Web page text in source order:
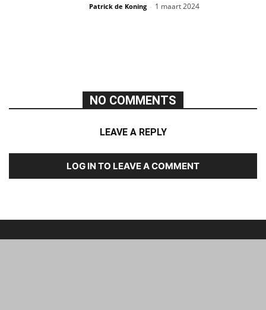
Patrick de Koning - 1 maart 2024
NO COMMENTS
LEAVE A REPLY
LOG IN TO LEAVE A COMMENT